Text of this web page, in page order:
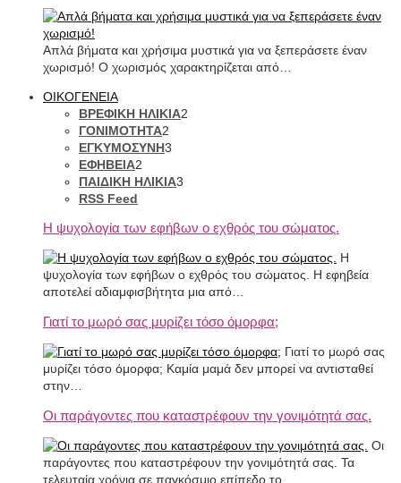
Απλά βήματα και χρήσιμα μυστικά για να ξεπεράσετε έναν
χωρισμό! Ο χωρισμός χαρακτηρίζεται από…
ΟΙΚΟΓΕΝΕΙΑ
ΒΡΕΦΙΚΗ ΗΛΙΚΙΑ2
ΓΟΝΙΜΟΤΗΤΑ2
ΕΓΚΥΜΟΣΥΝΗ3
ΕΦΗΒΕΙΑ2
ΠΑΙΔΙΚΗ ΗΛΙΚΙΑ3
RSS Feed
Η ψυχολογία των εφήβων ο εχθρός του σώματος.
Η
ψυχολογία των εφήβων ο εχθρός του σώματος. Η εφηβεία
αποτελεί αδιαμφισβήτητα μια από…
Γιατί το μωρό σας μυρίζει τόσο όμορφα;
Γιατί το μωρό σας
μυρίζει τόσο όμορφα; Καμία μαμά δεν μπορεί να αντισταθεί
στην…
Οι παράγοντες που καταστρέφουν την γονιμότητά σας.
Οι
παράγοντες που καταστρέφουν την γονιμότητά σας. Τα
τελευταία χρόνια σε παγκόσμιο επίπεδο το…